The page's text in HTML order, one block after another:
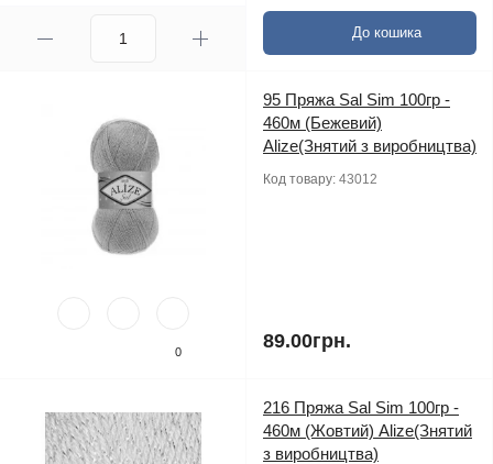
До кошика
0
95 Пряжа Sal Sim 100гр -
460м (Бежевий)
Alize(Знятий з виробництва)
Код товару: 43012
89.00грн.
216 Пряжа Sal Sim 100гр -
460м (Жовтий) Alize(Знятий
з виробництва)